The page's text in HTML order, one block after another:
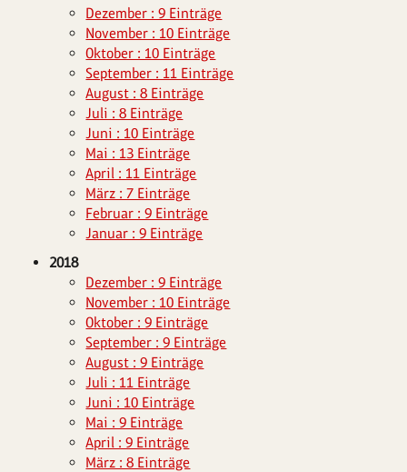
Dezember : 9 Einträge
November : 10 Einträge
Oktober : 10 Einträge
September : 11 Einträge
August : 8 Einträge
Juli : 8 Einträge
Juni : 10 Einträge
Mai : 13 Einträge
April : 11 Einträge
März : 7 Einträge
Februar : 9 Einträge
Januar : 9 Einträge
2018
Dezember : 9 Einträge
November : 10 Einträge
Oktober : 9 Einträge
September : 9 Einträge
August : 9 Einträge
Juli : 11 Einträge
Juni : 10 Einträge
Mai : 9 Einträge
April : 9 Einträge
März : 8 Einträge